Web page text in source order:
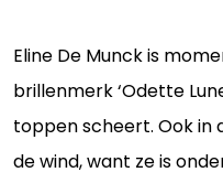
Eline De Munck is
brillenmerk ‘Odette
toppen scheert. Ook in
de wind, want ze is